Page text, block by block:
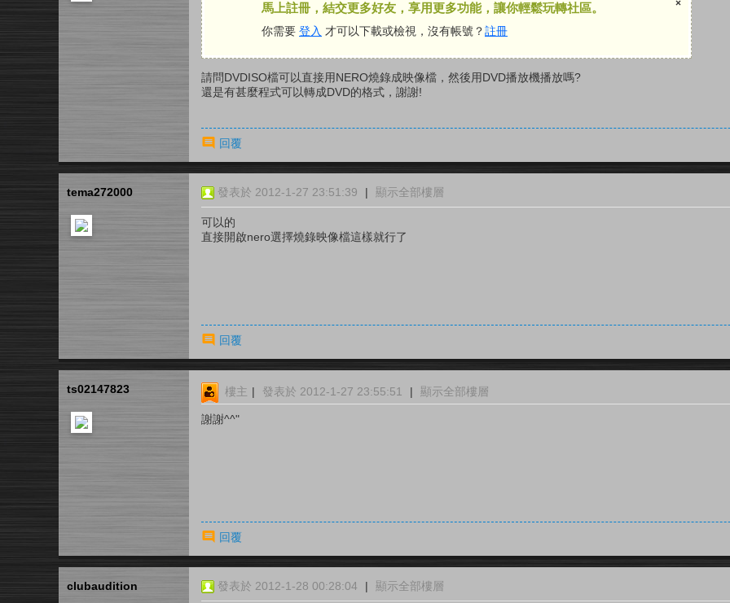
馬上註冊，結交更多好友，享用更多功能，讓你輕鬆玩轉社區。
你需要 登入 才可以下載或檢視，沒有帳號？註冊
×
請問DVDISO檔可以直接用NERO燒錄成映像檔，然後用DVD播放機播放嗎?
還是有甚麼程式可以轉成DVD的格式，謝謝!
回覆
tema272000 發表於 2012-1-27 23:51:39 | 顯示全部樓層
可以的
直接開啟nero選擇燒錄映像檔這樣就行了
回覆
ts02147823 樓主 | 發表於 2012-1-27 23:55:51 | 顯示全部樓層
謝謝^^"
回覆
clubaudition 發表於 2012-1-28 00:28:04 | 顯示全部樓層